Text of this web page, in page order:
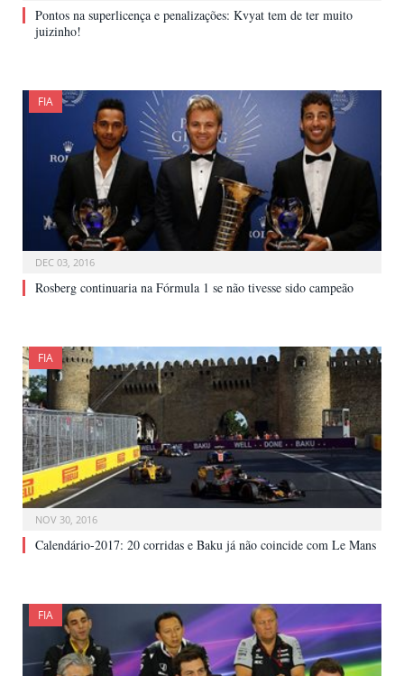
Pontos na superlicença e penalizações: Kvyat tem de ter muito
juizinho!
FIA
DEC 03, 2016
Rosberg continuaria na Fórmula 1 se não tivesse sido campeão
FIA
NOV 30, 2016
Calendário-2017: 20 corridas e Baku já não coincide com Le Mans
FIA